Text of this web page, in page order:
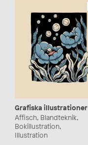
Grafiska illustrationer
Affisch, Blandteknik,
Bokillustration,
Illustration